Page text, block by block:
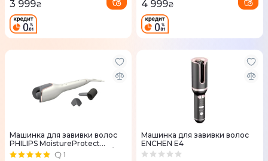
3 999₴ 4 999₴
Машинка для завивки волос
PHILIPS MoistureProtect
StyleCare Prestige BHB878/00
1
Машинка для завивки волос
ENCHEN E4